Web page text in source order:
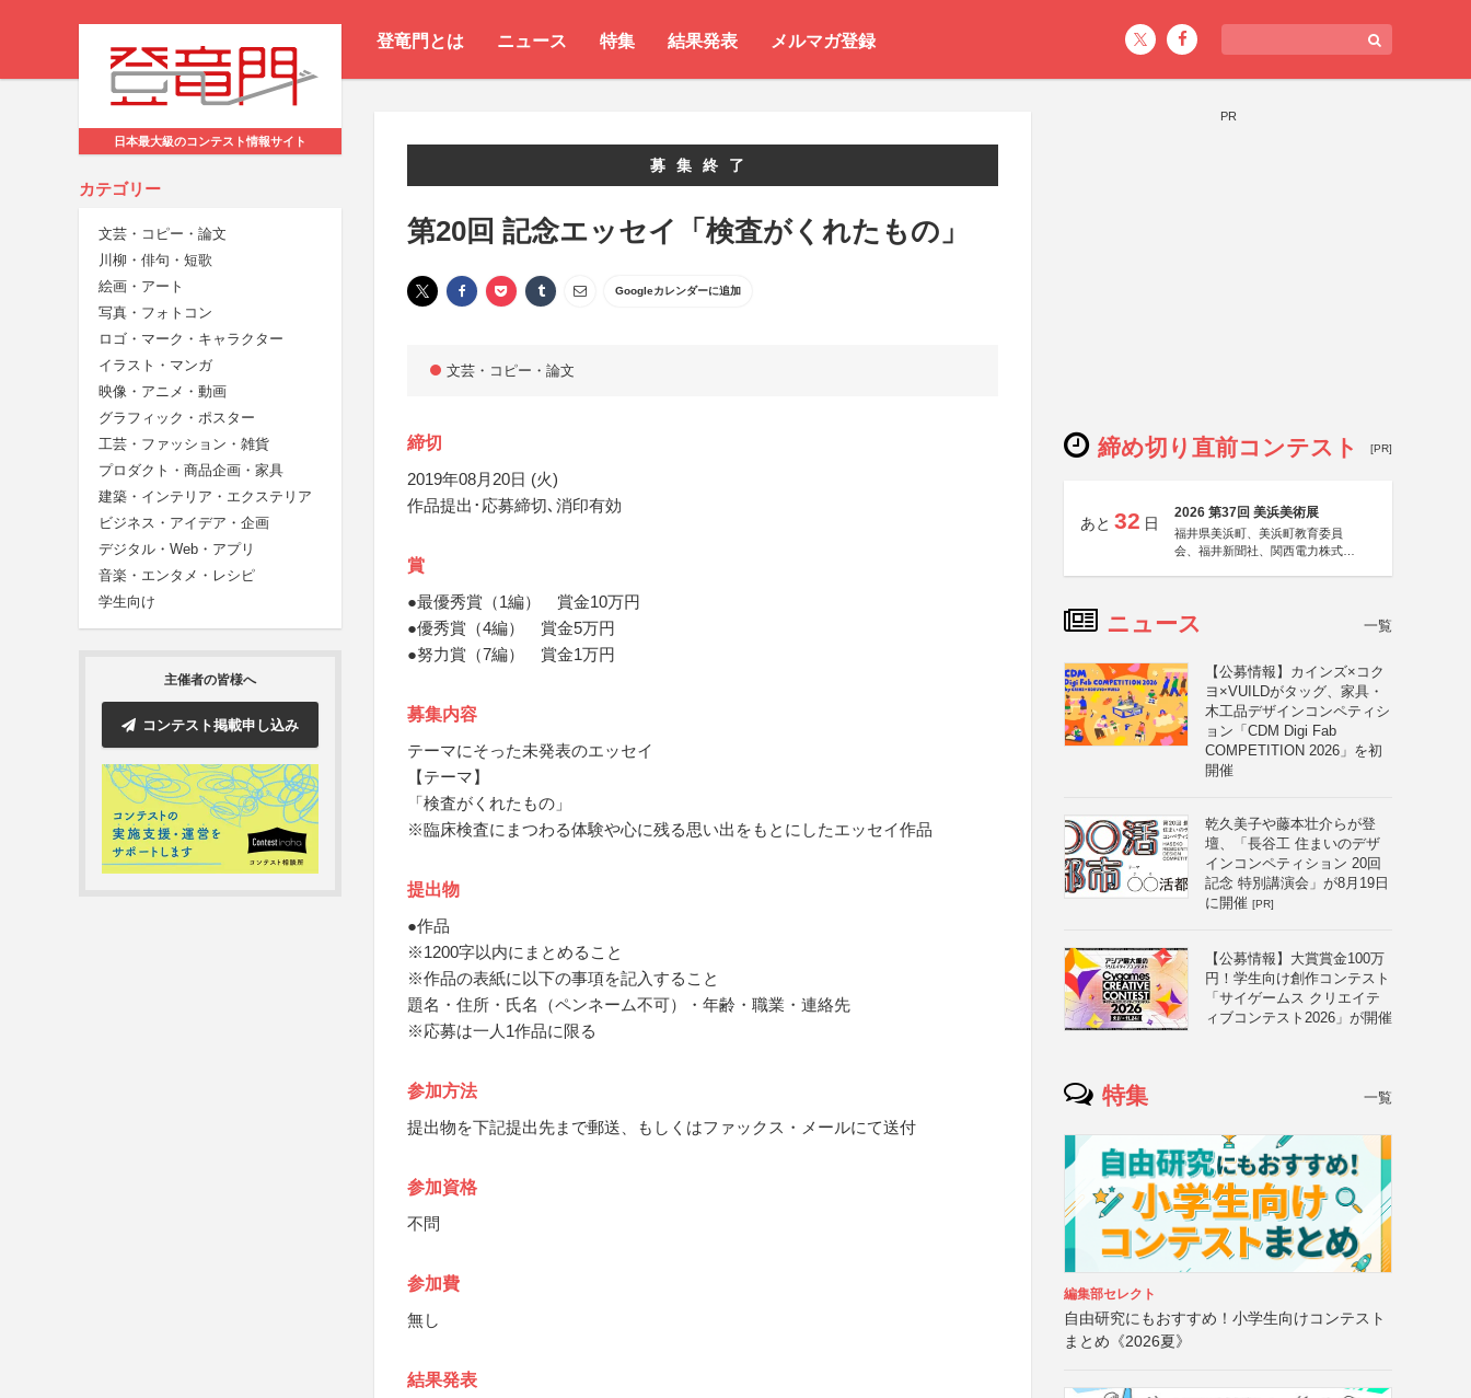
登竜門とは ニュース 特集 結果発表 メルマガ登録
日本最大級のコンテスト情報サイト
カテゴリー
文芸・コピー・論文
川柳・俳句・短歌
絵画・アート
写真・フォトコン
ロゴ・マーク・キャラクター
イラスト・マンガ
映像・アニメ・動画
グラフィック・ポスター
工芸・ファッション・雑貨
プロダクト・商品企画・家具
建築・インテリア・エクステリア
ビジネス・アイデア・企画
デジタル・Web・アプリ
音楽・エンタメ・レシピ
学生向け
主催者の皆様へ
コンテスト掲載申し込み
募集終了
第20回 記念エッセイ「検査がくれたもの」
Googleカレンダーに追加
文芸・コピー・論文
締切
2019年08月20日 (火)
作品提出･応募締切､消印有効
賞
●最優秀賞（1編） 賞金10万円
●優秀賞（4編） 賞金5万円
●努力賞（7編） 賞金1万円
募集内容
テーマにそった未発表のエッセイ
【テーマ】
「検査がくれたもの」
※臨床検査にまつわる体験や心に残る思い出をもとにしたエッセイ作品
提出物
●作品
※1200字以内にまとめること
※作品の表紙に以下の事項を記入すること
題名・住所・氏名（ペンネーム不可）・年齢・職業・連絡先
※応募は一人1作品に限る
参加方法
提出物を下記提出先まで郵送、もしくはファックス・メールにて送付
参加資格
不問
参加費
無し
結果発表
PR
締め切り直前コンテスト [PR]
あと 32 日
2026 第37回 美浜美術展
福井県美浜町、美浜町教育委員
会、福井新聞社、関西電力株式会
ニュース 一覧
【公募情報】カインズ×コク
ヨ×VUILDがタッグ、家具・
木工品デザインコンペティシ
ョン「CDM Digi Fab
COMPETITION 2026」を初
開催
乾久美子や藤本壮介らが登
壇、「長谷工 住まいのデザ
インコンペティション 20回
記念 特別講演会」が8月19日
に開催 [PR]
【公募情報】大賞賞金100万
円！学生向け創作コンテスト
「サイゲームス クリエイテ
ィブコンテスト2026」が開催
特集 一覧
編集部セレクト
自由研究にもおすすめ！小学生向けコンテスト
まとめ《2026夏》